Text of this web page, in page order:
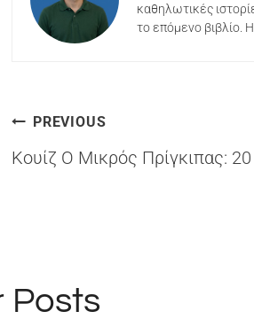
καθηλωτικές
το επόμενο βιβλίο.
Πλοήγηση
άρθρων
PREVIOUS
Κουίζ Ο Μικρός Πρίγκιπας:
Posts